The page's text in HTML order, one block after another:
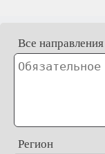
Все
Регион